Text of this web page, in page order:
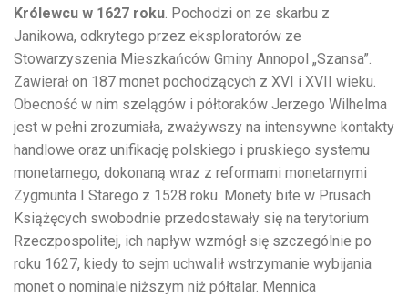
Królewcu w 1627 roku. Pochodzi on ze skarbu z
Janikowa, odkrytego przez eksploratorów ze
Stowarzyszenia Mieszkańców Gminy Annopol „Szansa”.
Zawierał on 187 monet pochodzących z XVI i XVII wieku.
Obecność w nim szelągów i półtoraków Jerzego Wilhelma
jest w pełni zrozumiała, zważywszy na intensywne kontakty
handlowe oraz unifikację polskiego i pruskiego systemu
monetarnego, dokonaną wraz z reformami monetarnymi
Zygmunta I Starego z 1528 roku. Monety bite w Prusach
Książęcych swobodnie przedostawały się na terytorium
Rzeczpospolitej, ich napływ wzmógł się szczególnie po
roku 1627, kiedy to sejm uchwalił wstrzymanie wybijania
monet o nominale niższym niż półtalar. Mennica